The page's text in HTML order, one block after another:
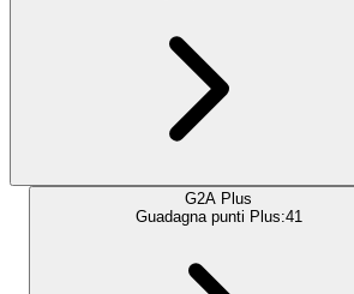
G2A Plus
Guadagna punti Plus:41